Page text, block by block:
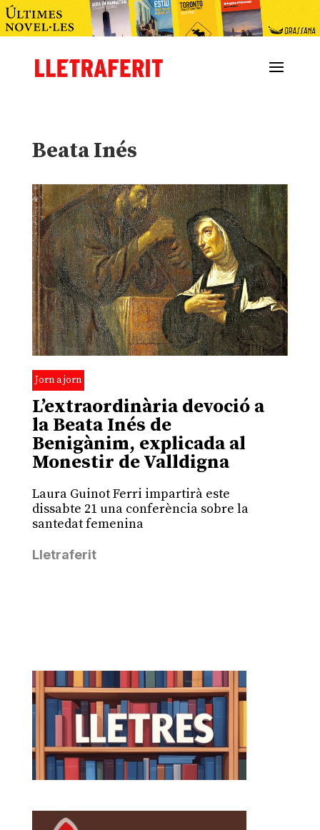
Beata Inés
Jorn a jorn
L’extraordinària devoció a
la Beata Inés de
Benigànim, explicada al
Monestir de Valldigna
Laura Guinot Ferri impartirà este
dissabte 21 una conferència sobre la
santedat femenina
Lletraferit